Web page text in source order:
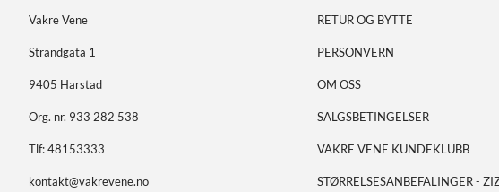
Vakre Vene
Strandgata 1
9405 Harstad
Org. nr. 933 282 538
Tlf:48153333
kontakt@vakrevene.no
RETUR OG BYTTE
PERSONVERN
OM OSS
SALGSBETINGELSER
VAKRE VENE KUNDEKLUBB
STØRRELSESANBEFALINGER -